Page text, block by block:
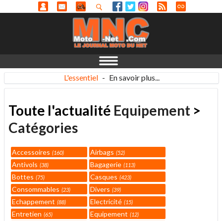
L'essentiel - En savoir plus...
Toute l'actualité Equipement >
Catégories
Accessoires 160 Airbags 52
Antivols 38 Bagagerie 113
Bottes 75 Casques 423
Consommables 23 Divers 39
Echappement 88 Electricité 15
Entretien 65 Equipement 12